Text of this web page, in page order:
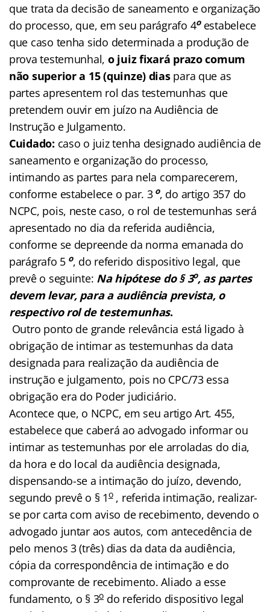
que trata da decisão de saneamento e organização
do processo, que, em seu parágrafo 4oestabelece
que caso tenha sido determinada a produção de
prova testemunhal, o juiz fixará prazo comum
não superior a 15 (quinze) diaspara que as
partes apresentem rol das testemunhas que
pretendem ouvir em juízo na Audiência de
Instrução e Julgamento.
Cuidado: caso o juiz tenha designado audiência de
saneamento e organização do processo,
intimando as partes para nela comparecerem,
conforme estabelece o par. 3 o, do artigo 357 do
NCPC, pois, neste caso, o rol de testemunhas será
apresentado no dia da referida audiência,
conforme se depreende da norma emanada do
parágrafo 5 o, do referido dispositivo legal, que
prevê o seguinte: Na hipótese do § 3o, as partes
devem levar, para a audiência prevista, o
respectivo rol de testemunhas.
Outro ponto de grande relevância está ligado à
obrigação de intimar as testemunhas da data
designada para realização da audiência de
instrução e julgamento, pois no CPC/73 essa
obrigação era do Poder judiciário.
Acontece que, o NCPC, em seu artigo Art. 455,
estabelece que caberá ao advogado informar ou
intimar as testemunhas por ele arroladas do dia,
da hora e do local da audiência designada,
dispensando-se a intimação do juízo, devendo,
segundo prevê o § 1o, referida intimação, realizar-
se por carta com aviso de recebimento, devendo o
advogado juntar aos autos, com antecedência de
pelo menos 3 (três) dias da data da audiência,
cópia da correspondência de intimação e do
comprovante de recebimento. Aliado a esse
fundamento, o § 3odo referido dispositivo legal